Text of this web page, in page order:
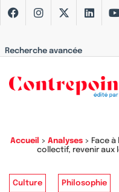
Recherche avancée
Accueil > Analyses > Face
collectif, revenir aux
Culture Philosophie